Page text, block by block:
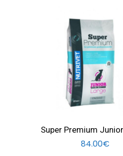
84.00€